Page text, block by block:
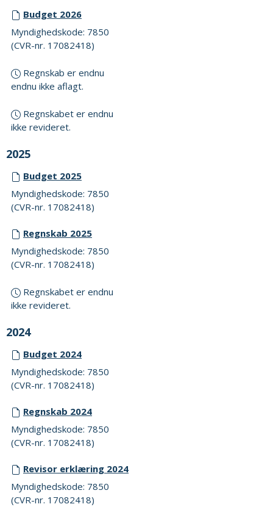
Budget 2026
Myndighedskode: 7850
(CVR-nr. 17082418)
Regnskab er endnu
endnu ikke aflagt.
Regnskabet er endnu
ikke revideret.
2025
Budget 2025
Myndighedskode: 7850
(CVR-nr. 17082418)
Regnskab 2025
Myndighedskode: 7850
(CVR-nr. 17082418)
Regnskabet er endnu
ikke revideret.
2024
Budget 2024
Myndighedskode: 7850
(CVR-nr. 17082418)
Regnskab 2024
Myndighedskode: 7850
(CVR-nr. 17082418)
Revisor erklæring 2024
Myndighedskode: 7850
(CVR-nr. 17082418)